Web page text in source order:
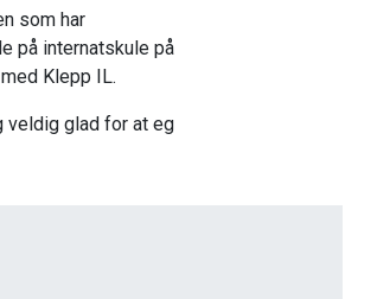
som har
på internatskule på
Klepp IL.
veldig glad for at eg